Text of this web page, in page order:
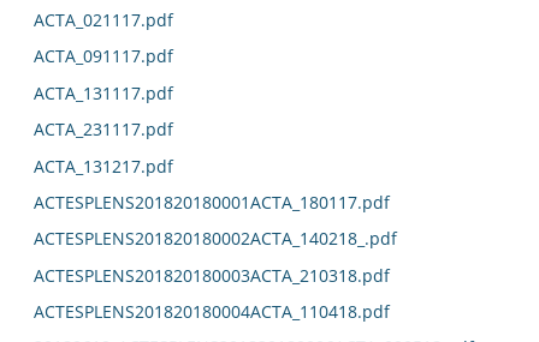
ACTA_021117.pdf
ACTA_091117.pdf
ACTA_131117.pdf
ACTA_231117.pdf
ACTA_131217.pdf
ACTESPLENS201820180001ACTA_180117.pdf
ACTESPLENS201820180002ACTA_140218_.pdf
ACTESPLENS201820180003ACTA_210318.pdf
ACTESPLENS201820180004ACTA_110418.pdf